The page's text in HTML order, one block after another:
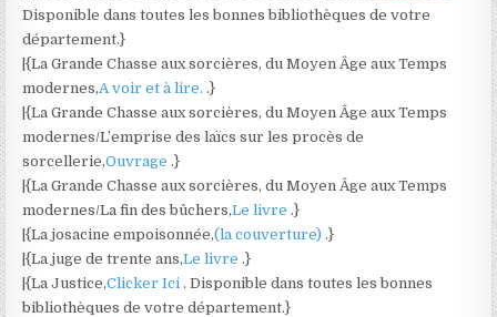
Disponible dans toutes les bonnes bibliothèques de votre
département.}
|{La Grande Chasse aux sorcières, du Moyen Âge aux Temps
modernes,A voir et à lire..}
|{La Grande Chasse aux sorcières, du Moyen Âge aux Temps
modernes/L’emprise des laïcs sur les procès de
sorcellerie,Ouvrage.}
|{La Grande Chasse aux sorcières, du Moyen Âge aux Temps
modernes/La fin des bûchers,Le livre.}
|{La josacine empoisonnée,(la couverture).}
|{La juge de trente ans,Le livre.}
|{La Justice,Clicker Ici. Disponible dans toutes les bonnes
bibliothèques de votre département.}